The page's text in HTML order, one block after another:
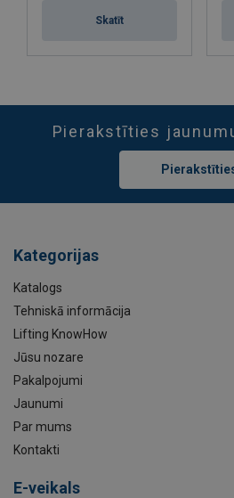
Skatīt
Pierakstīties
Kategorijas
Katalogs
Tehniskā informācija
Lifting KnowHow
Jūsu nozare
Pakalpojumi
Jaunumi
Par mums
Kontakti
E-veikals